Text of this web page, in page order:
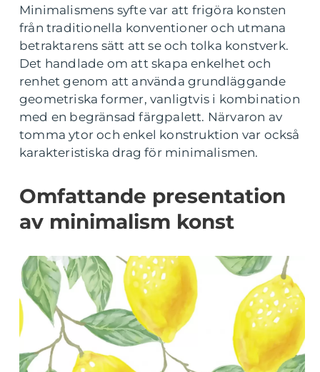
Minimalismens syfte var att frigöra konsten
från traditionella konventioner och utmana
betraktarens sätt att se och tolka konstverk.
Det handlade om att skapa enkelhet och
renhet genom att använda grundläggande
geometriska former, vanligtvis i kombination
med en begränsad färgpalett. Närvaron av
tomma ytor och enkel konstruktion var också
karakteristiska drag för minimalismen.
Omfattande presentation
av minimalism konst